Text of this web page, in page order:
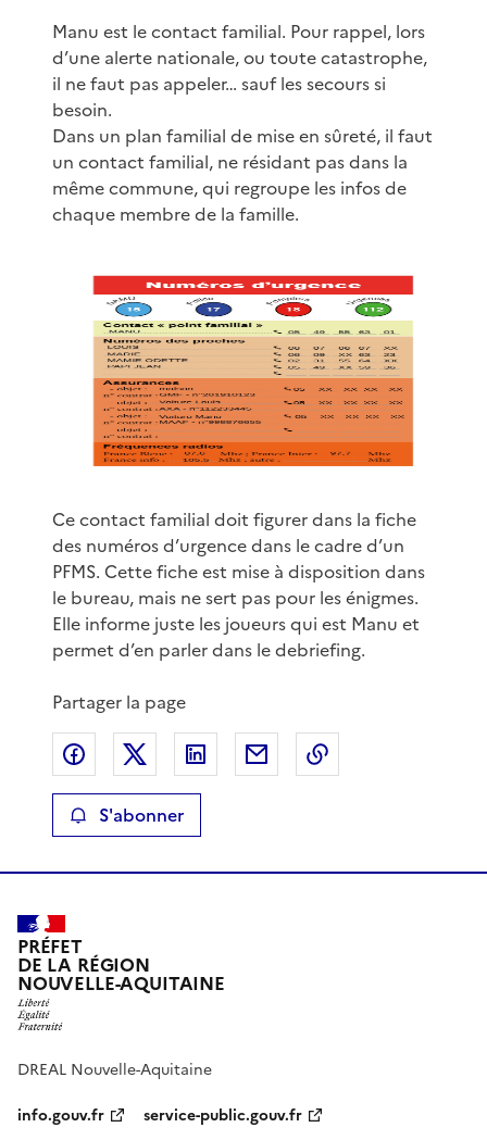
Manu est le contact familial. Pour rappel, lors
d’une alerte nationale, ou toute catastrophe,
il ne faut pas appeler… sauf les secours si
besoin.
Dans un plan familial de mise en sûreté, il faut
un contact familial, ne résidant pas dans la
même commune, qui regroupe les infos de
chaque membre de la famille.
Ce contact familial doit figurer dans la fiche
des numéros d’urgence dans le cadre d’un
PFMS. Cette fiche est mise à disposition dans
le bureau, mais ne sert pas pour les énigmes.
Elle informe juste les joueurs qui est Manu et
permet d’en parler dans le debriefing.
Partager la page
Partager sur Facebook
Partager sur XPartager sur LinkedIn
Partager par email
S'abonner
PRÉFET
DE LA RÉGION
NOUVELLE-AQUITAINE
DREAL Nouvelle-Aquitaine
info.gouv.fr
service-public.gouv.fr